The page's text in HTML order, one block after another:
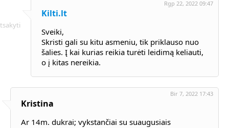
Kilti.lt
Rgp 22, 2022 09:47
Sveiki,
Skristi gali su kitu asmeniu, tik priklauso nuo
šalies. Į kai kurias reikia turėti leidimą keliauti,
o į kitas nereikia.
Kristina
Bir 7, 2022 17:43
Ar 14m. dukrai; vykstančiai su suaugusiais